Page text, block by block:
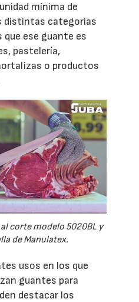
mínima de
distintas categorías
ese guante es
pastelería,
o productos
corte modelo 5020BL y
de Manulatex.
usos en los que
guantes para
destacar los